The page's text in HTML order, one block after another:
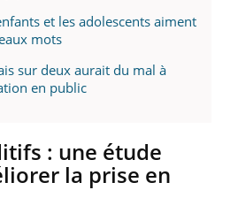
et les adolescents aiment
mots
sur deux aurait du mal à
en public
: une étude
la prise en